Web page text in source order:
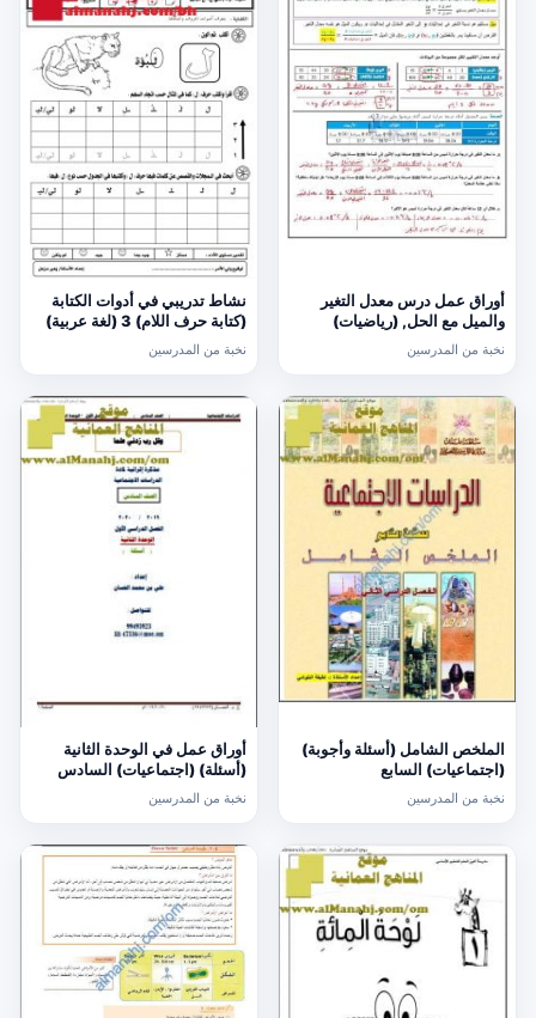
أوراق عمل درس معدل التغير
والميل مع الحل, (رياضيات)
الحادي عشر العام
نخبة من المدرسين
نشاط تدريبي في أدوات الكتابة
(كتابة حرف اللام) 3 (لغة عربية)
نخبة من المدرسين
الملخص الشامل (أسئلة وأجوبة)
(اجتماعيات) السابع
نخبة من المدرسين
أوراق عمل في الوحدة الثانية
(أسئلة) (اجتماعيات) السادس
نخبة من المدرسين